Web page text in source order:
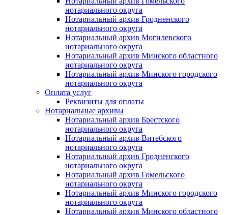
нотариального округа
Нотариальный архив Гродненского
нотариального округа
Нотариальный архив Могилевского
нотариального округа
Нотариальный архив Минского областного
нотариального округа
Нотариальный архив Минского городского
нотариального округа
Оплата услуг
Реквизиты для оплаты
Нотариальные архивы
Нотариальный архив Брестского
нотариального округа
Нотариальный архив Витебского
нотариального округа
Нотариальный архив Гродненского
нотариального округа
Нотариальный архив Гомельского
нотариального округа
Нотариальный архив Минского городского
нотариального округа
Нотариальный архив Минского областного